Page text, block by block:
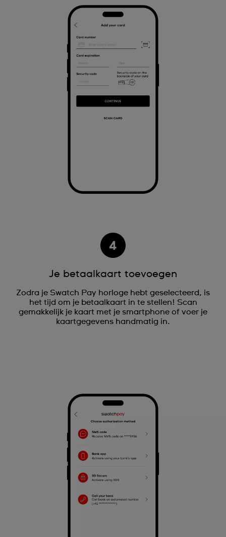
Je betaalkaart toevoegen
Zodra je Swatch Pay horloge hebt geselecteerd, is
het tijd om je betaalkaart in te stellen! Scan
gemakkelijk je kaart met je smartphone of voer je
kaartgegevens handmatig in.